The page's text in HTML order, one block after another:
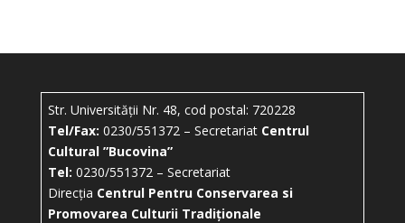
Str. Universității Nr. 48, cod postal: 720228
Tel/Fax: 0230/551372 – Secretariat Centrul
Cultural ”Bucovina”
Tel: 0230/551372 – Secretariat
Direcția Centrul Pentru Conservarea si
Promovarea Culturii Tradiționale